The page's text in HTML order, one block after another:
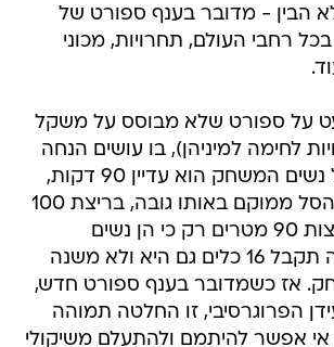
הבין - מדובר בענף ספורט של
רחבי העולם, תחרויות, מכוני
על ספורט שלא מבוסס על משקל
לחימה למיניהן), בו עושים הנחה
לנשים. בכדורגל נשים המשחק הוא עדיין 90 דקות,
בכדורסל נשים הסל ממוקם באותו גובה, בריצת 100
מטרים הן לא רצות 90 מטרים רק כי הן נשים
ובשחמט האישה תקבל 16 כלים גם היא ולא משנה
אז כשמדובר בענף ספורט חדש,
הפרוגרסיבי, זו החלטה תמוהה
אפשר להיתמם ולהתעלם משיקולי